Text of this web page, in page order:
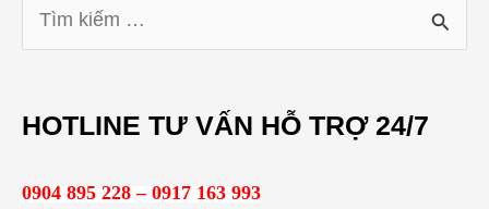
i
HOTLINE TƯ VẤN HỖ TRỢ 24/7
0904 895 228 – 0917 163 993